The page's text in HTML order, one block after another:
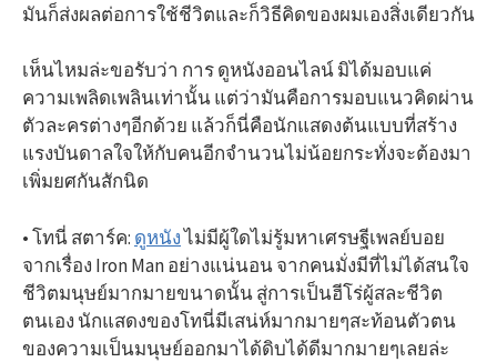
มันก็ส่งผลต่อการใช้ชีวิตและก็วิธีคิดของผมเองสิ่งเดียวกัน
เห็นไหมล่ะขอรับว่า การ ดูหนังออนไลน์ มิได้มอบแค่
ความเพลิดเพลินเท่านั้น แต่ว่ามันคือการมอบแนวคิดผ่าน
ตัวละครต่างๆอีกด้วย แล้วก็นี่คือนักแสดงต้นแบบที่สร้าง
แรงบันดาลใจให้กับคนอีกจำนวนไม่น้อยกระทั่งจะต้องมา
เพิ่มยศกันสักนิด
• โทนี่ สตาร์ค: ดูหนังไม่มีผู้ใดไม่รู้มหาเศรษฐีเพลย์บอย
จากเรื่อง Iron Man อย่างแน่นอน จากคนมั่งมีที่ไม่ได้สนใจ
ชีวิตมนุษย์มากมายขนาดนั้น สู่การเป็นฮีโร่ผู้สละชีวิต
ตนเอง นักแสดงของโทนี่มีเสน่ห์มากมายๆสะท้อนตัวตน
ของความเป็นมนุษย์ออกมาได้ดิบได้ดีมากมายๆเลยล่ะ